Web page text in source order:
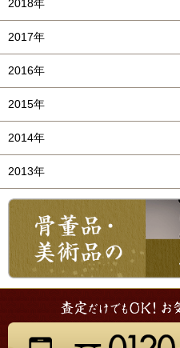
2018年
2017年
2016年
2015年
2014年
2013年